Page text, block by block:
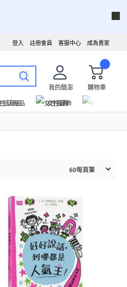
成為賣家
客服中心
註冊會員
登入
我的酷澎
購物車
生活用品 女性服飾
60每頁筆